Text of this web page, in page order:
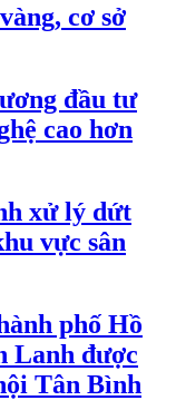
cơ sở
đầu tư
cao hơn
xử lý dứt
vực sân
phố Hồ
Lanh được
Tân Bình